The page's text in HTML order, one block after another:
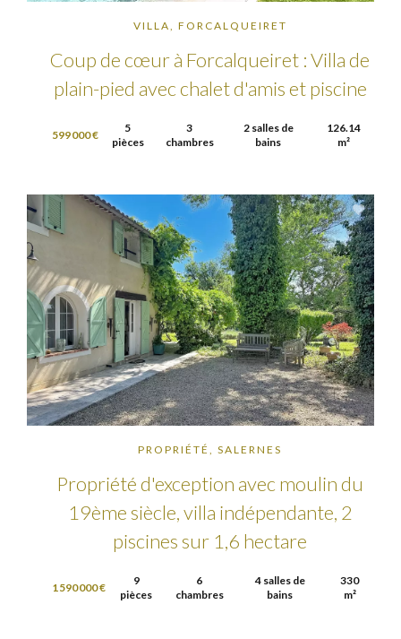
VILLA, FORCALQUEIRET
Coup de cœur à Forcalqueiret : Villa de
plain-pied avec chalet d'amis et piscine
599 000 €
5
pièces
3
chambres
2 salles de
bains
126.14
m²
PROPRIÉTÉ, SALERNES
Propriété d'exception avec moulin du
19ème siècle, villa indépendante, 2
piscines sur 1,6 hectare
1 590 000 €
9
pièces
6
chambres
4 salles de
bains
330
m²